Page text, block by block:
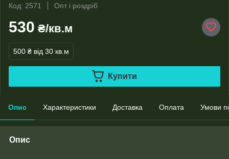
Код: 2571
Опт і роздріб
530 ₴/кв.м
500 ₴ від 30 кв.м
Купити
Опис Характеристики Доставка Оплата Умови
Опис